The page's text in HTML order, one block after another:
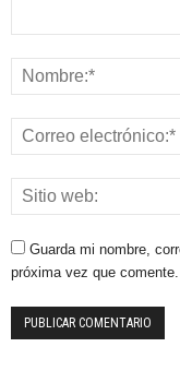
Guarda mi nombre,
próxima vez que comente.